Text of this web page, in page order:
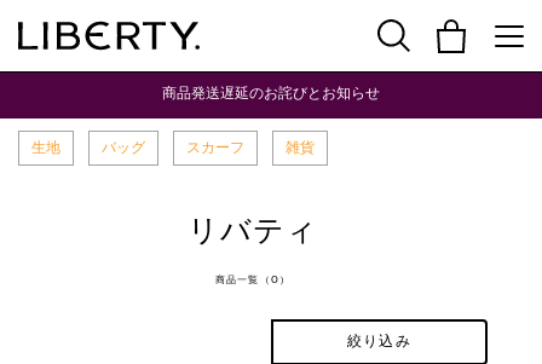
商品発送遅延のお詫びとお知らせ
生地 バッグ スカーフ 雑貨
リバティ
商品一覧（0）
絞り込み